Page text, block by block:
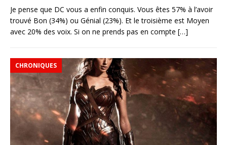
Je pense que DC vous a enfin conquis. Vous êtes 57% à l’avoir
trouvé Bon (34%) ou Génial (23%). Et le troisième est Moyen
avec 20% des voix. Si on ne prends pas en compte […]
CHRONIQUES